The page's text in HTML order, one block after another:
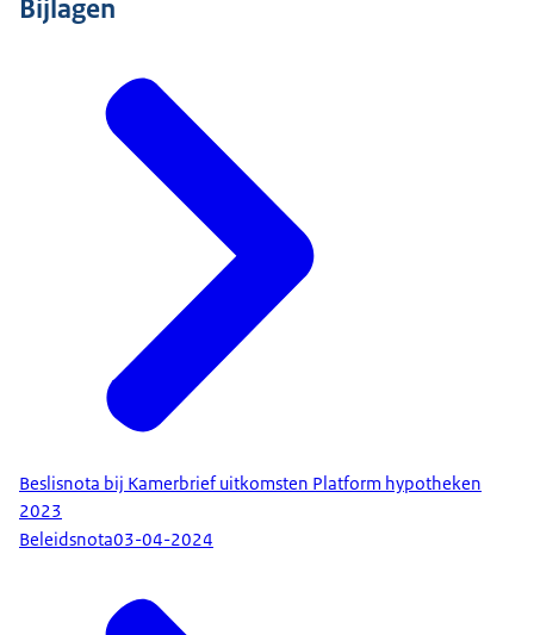
Bijlagen
Beslisnota bij Kamerbrief uitkomsten Platform hypotheken
2023
Beleidsnota03-04-2024